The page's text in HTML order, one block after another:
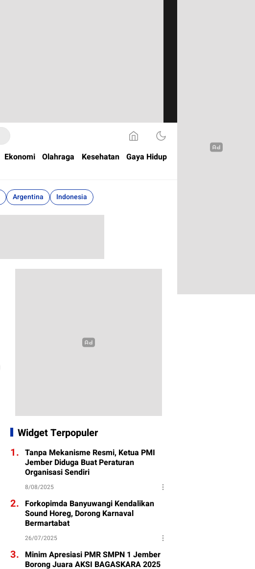
Ekonomi Olahraga Kesehatan Gaya Hidup
Argentina Indonesia
Widget Terpopuler
1. Tanpa Mekanisme Resmi, Ketua PMI
Jember Diduga Buat Peraturan
Organisasi Sendiri
8/08/2025
2. Forkopimda Banyuwangi Kendalikan
Sound Horeg, Dorong Karnaval
Bermartabat
26/07/2025
3. Minim Apresiasi PMR SMPN 1 Jember
Borong Juara AKSI BAGASKARA 2025